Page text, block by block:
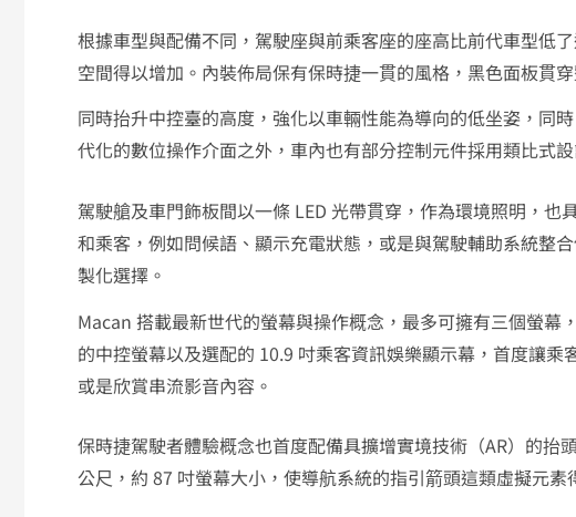
根據車型與配備不同，駕駛座與前乘客座的座高比前代車型低
空間得以增加。內裝佈局保有保時捷一貫的風格，黑色面板貫
同時抬升中控臺的高度，強化以車輛性能為導向的低坐姿，同
代化的數位操作介面之外，車內也有部分控制元件採用類比式
駕駛艙及車門飾板間以一條 LED 光帶貫穿，作為環境照明，
和乘客，例如問候語、顯示充電狀態，或是與駕駛輔助系統整
製化選擇。
Macan 搭載最新世代的螢幕與操作概念，最多可擁有三個螢幕
的中控螢幕以及選配的 10.9 吋乘客資訊娛樂顯示幕，首度讓
或是欣賞串流影音內容。
保時捷駕駛者體驗概念也首度配備具擴增實境技術（AR）的抬
公尺，約 87 吋螢幕大小，使導航系統的指引箭頭這類虛擬元素